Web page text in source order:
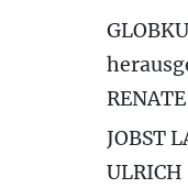
JOBST
ULRICH